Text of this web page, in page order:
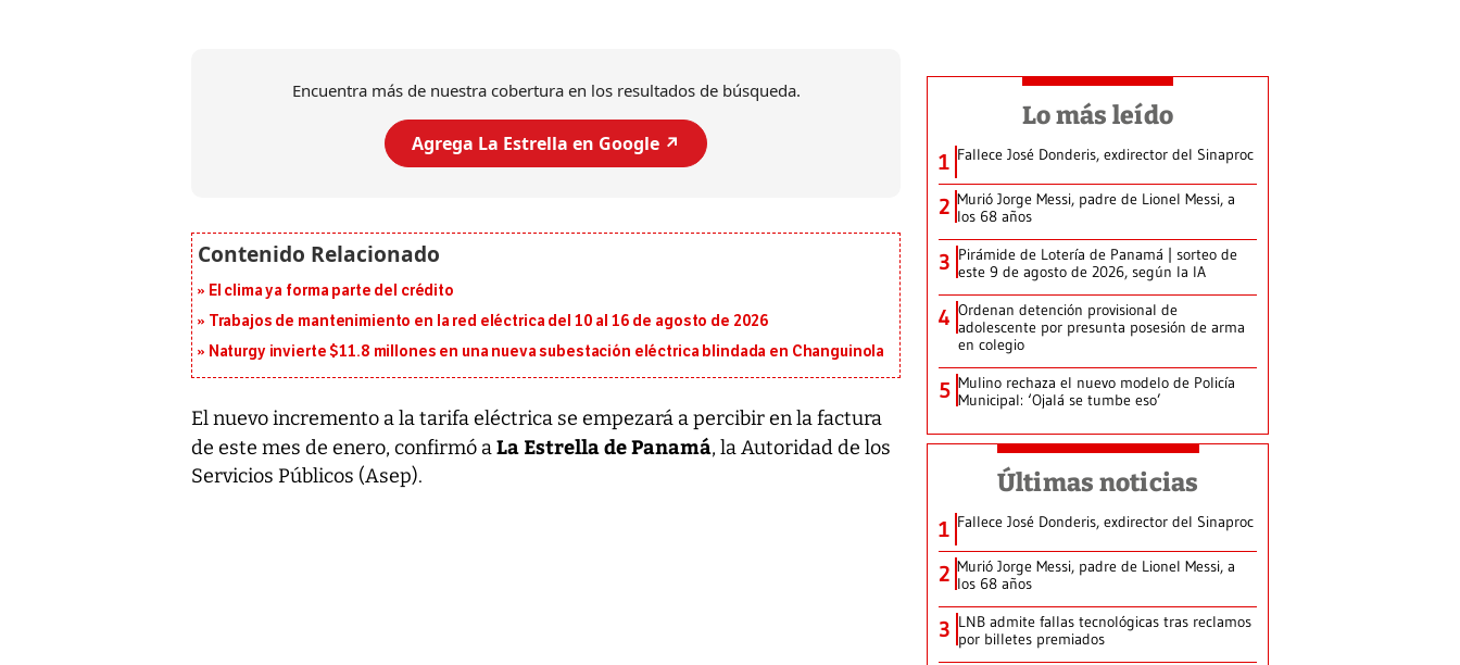
Encuentra más de nuestra cobertura en los resultados de búsqueda.
Agrega La Estrella en Google ↗️
El clima ya forma parte del crédito
Trabajos de mantenimiento en la red eléctrica del 10 al 16 de agosto de 2026
Naturgy invierte $11.8 millones en una nueva subestación eléctrica blindada en Changuinola
El nuevo incremento a la tarifa eléctrica se empezará a percibir en la factura
de este mes de enero, confirmó aLa Estrella de Panamá, la Autoridad de los
Servicios Públicos (Asep).
Lo más leído
1 Fallece José Donderis, exdirector del Sinaproc
2 Murió Jorge Messi, padre de Lionel Messi, a
los 68 años
3 Pirámide de Lotería de Panamá | sorteo de
este 9 de agosto de 2026, según la IA
4 Ordenan detención provisional de
adolescente por presunta posesión de arma
en colegio
5 Mulino rechaza el nuevo modelo de Policía
Municipal: ‘Ojalá se tumbe eso’
Últimas noticias
1 Fallece José Donderis, exdirector del Sinaproc
2 Murió Jorge Messi, padre de Lionel Messi, a
los 68 años
3 LNB admite fallas tecnológicas tras reclamos
por billetes premiados